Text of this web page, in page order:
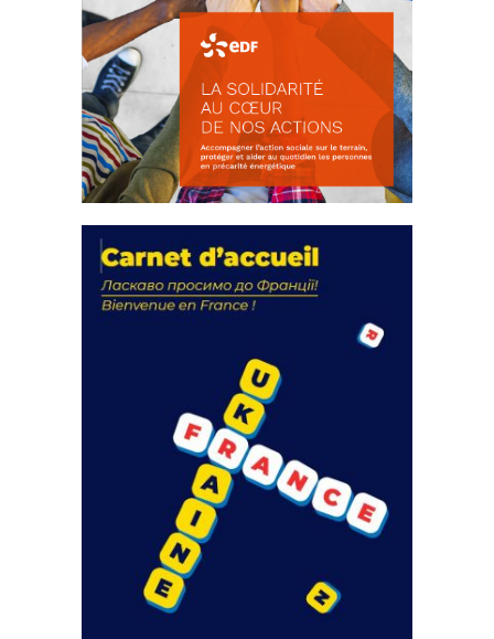
actions
18 septembre 2023
FEUILLETER